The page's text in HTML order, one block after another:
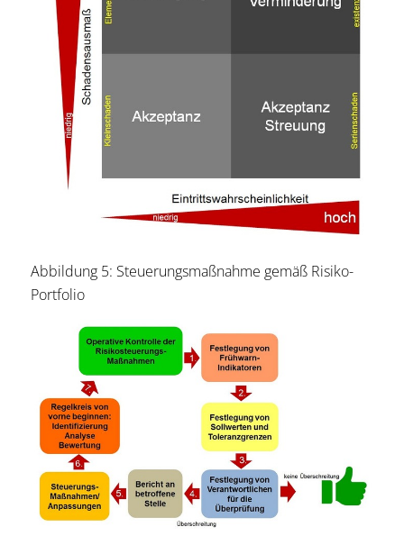
Abbildung 5: Steuerungsmaßnahme gemäß Risiko-
Portfolio